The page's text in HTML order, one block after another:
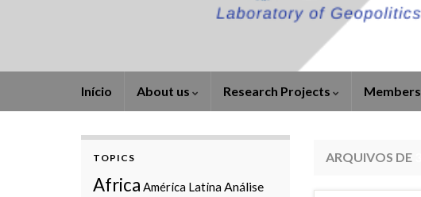
Início About us Research Projects Members
ARQUIVOS DE
TOPICS
Africa América LatinaAnálise